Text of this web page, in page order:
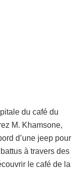
du café du
M. Khamsone,
d’une jeep pour
à travers des
le café de la